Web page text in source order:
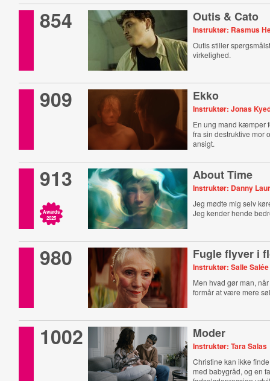
854 Outis & Cato
Instruktør: Rasmus
Outis stiller
virkelighed.
909 Ekko
Instruktør: Jonas
En ung mand kæmper
fra sin destruktive mor
ansigt.
913
Awards
2025
About Time
Instruktør: Danny
Jeg mødte mig selv
Jeg kender hende
980 Fugle flyver i
Instruktør: Salle Salée
Men hvad gør man,
formår at være mere
1002 Moder
Instruktør: Tara Salas
Christine kan ikke
med babygråd, og en